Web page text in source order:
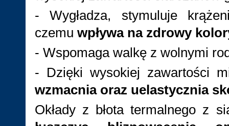
- Wygładza, stymuluje
czemu wpływa na zdrowy
- Wspomaga walkę z wolnymi
- Dzięki wysokiej zawartości
wzmacnia oraz uelastycznia
Okłady z błota termalnego z